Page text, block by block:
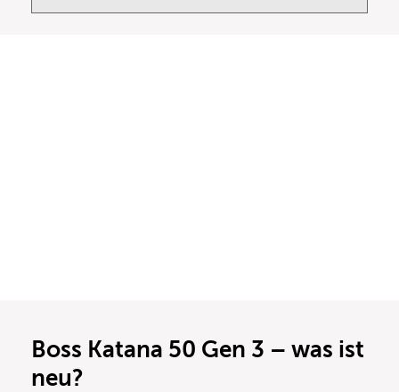
Boss Katana 50 Gen 3 – was ist
neu?